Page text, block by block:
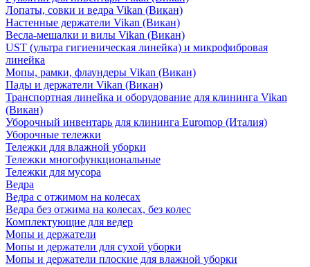
Лопаты, совки и ведра Vikan (Викан)
Настенные держатели Vikan (Викан)
Весла-мешалки и вилы Vikan (Викан)
UST (ультра гигиеническая линейка) и микрофибровая
линейка
Мопы, рамки, флаундеры Vikan (Викан)
Пады и держатели Vikan (Викан)
Транспортная линейка и оборудование для клининга Vikan
(Викан)
Уборочный инвентарь для клининга Euromop (Италия)
Уборочные тележки
Тележки для влажной уборки
Тележки многофункциональные
Тележки для мусора
Ведра
Ведра с отжимом на колесах
Ведра без отжима на колесах, без колес
Комплектующие для ведер
Мопы и держатели
Мопы и держатели для сухой уборки
Мопы и держатели плоские для влажной уборки